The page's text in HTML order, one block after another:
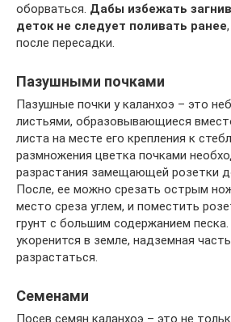
оборваться. Дабы избежать
деток не следует поливать ранее
после пересадки.
Пазушными почками
Пазушные почки у каланхоэ – это
листьями, образовывающиеся
листа на месте его крепления к
размножения цветка почками
разрастания замещающей розетки
После, ее можно срезать острым
место среза углем, и поместить
грунт с большим содержанием
укоренится в земле, надземная
разрастаться.
Семенами
Посев семян каланхоэ – это не